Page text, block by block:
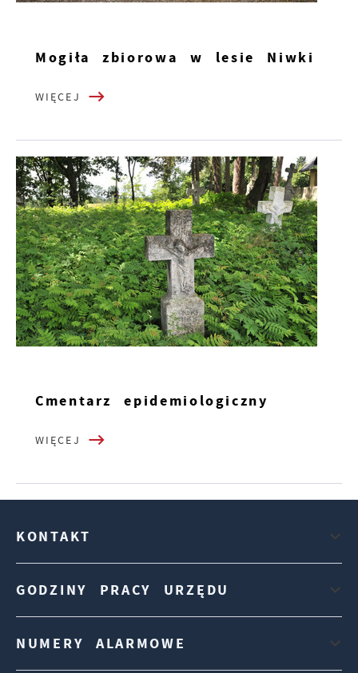
Mogiła zbiorowa w lesie Niwki
WIĘCEJ
Cmentarz epidemiologiczny
WIĘCEJ
KONTAKT
GODZINY PRACY URZĘDU
NUMERY ALARMOWE